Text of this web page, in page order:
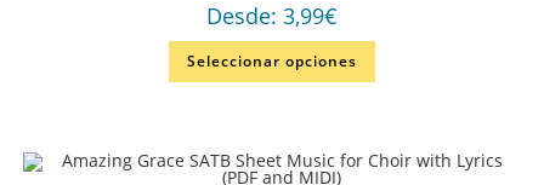
Desde: 3,99€
Seleccionar opciones